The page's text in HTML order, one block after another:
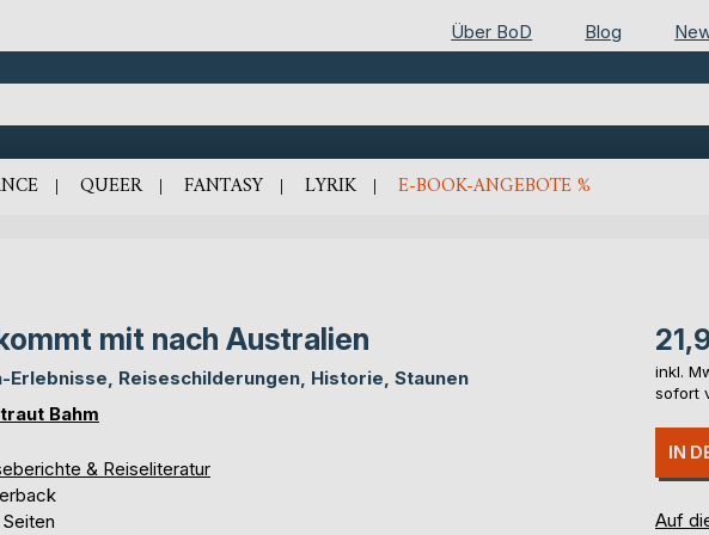
Über BoD Blog
QUEER FANTASY LYRIK E-BOOK-ANGEBOTE %
mit nach Australien
Erlebnisse, Reiseschilderungen, Historie, Staunen
Bahm
& Reiseliteratur
inkl.
sofort
IN
Auf